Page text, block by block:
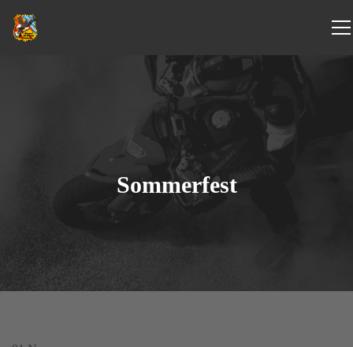
Sommerfest